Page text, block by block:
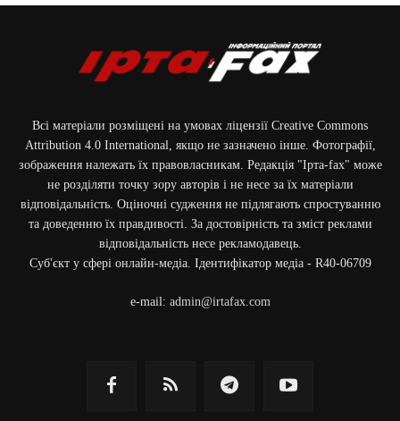
Всі матеріали розміщені на умовах ліцензії Creative Commons
Attribution 4.0 International, якщо не зазначено інше. Фотографії,
зображення належать їх правовласникам. Редакція "Ірта-fax" може
не розділяти точку зору авторів і не несе за їх матеріали
відповідальність. Оціночні судження не підлягають спростуванню
та доведенню їх правдивості. За достовірність та зміст реклами
відповідальність несе рекламодавець.
Cуб'єкт у сфері онлайн-медіа. Ідентифікатор медіа - R40-06709
e-mail: admin@irtafax.com